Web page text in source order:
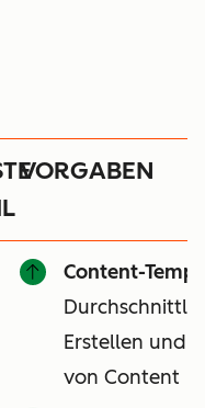
VORGABEN
Content-
Erstellen und
von Content